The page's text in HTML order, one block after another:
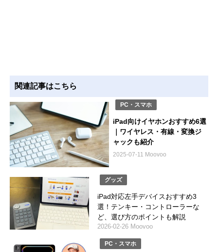
関連記事はこちら
PC・スマホ
iPad向けイヤホンおすすめ6選
｜ワイヤレス・有線・変換ジ
ャックも紹介
2025-07-11 Moovoo
グッズ
iPad対応左手デバイスおすすめ3
選！テンキー・コントローラーな
ど、選び方のポイントも解説
2026-02-26 Moovoo
PC・スマホ